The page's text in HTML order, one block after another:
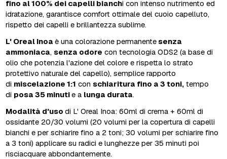
fino al 100% dei capelli bianchi con intenso nutrimento ed
idratazione, garantisce comfort ottimale del cuoio capelluto,
rispetto dei capelli e brillantezza sublime.
L' Oreal Inoaè una colorazione permanentesenza
ammoniaca,senza odore con tecnologia ODS2 (a base di
olio che potenzia l'azione del colore e rispetta lo strato
protettivo naturale del capello), semplice rapporto
di miscelazione 1:1 conschiaritura fino a 3 toni, tempo
di posa 35 minutie a lunga durata.
Modalità d'usodi L' Oreal Inoa: 60ml di crema + 60ml di
ossidante 20/30 volumi (20 volumi per la copertura di capelli
bianchi e per schiarire fino a 2 toni; 30 volumi per schiarire fino
a 3 toni) applicare su radici e lunghezze per 35 minuti poi
risciacquare abbondantemente.